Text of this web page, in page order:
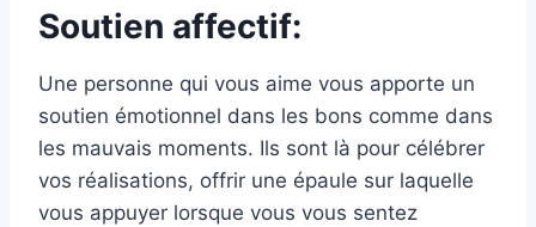
Soutien affectif:
Une personne qui vous aime vous apporte un
soutien émotionnel dans les bons comme dans
les mauvais moments. Ils sont là pour célébrer
vos réalisations, offrir une épaule sur laquelle
vous appuyer lorsque vous vous sentez